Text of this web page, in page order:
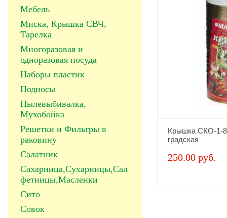
Мебель
Миска, Крышка СВЧ,
Тарелка
Многоразовая и
одноразовая посуда
Наборы пластик
Подносы
Пылевыбивалка,
Мухобойка
Решетки и Фильтры в
раковину
Салатник
Сахарница,Сухарницы,Сал
фетницы,Масленки
Сито
Совок
Крышка СКО-1-
градская
250.00 руб.